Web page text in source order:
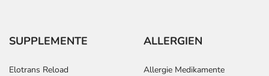
SUPPLEMENTE
Elotrans Reload
ALLERGIEN
Allergie Medikamente